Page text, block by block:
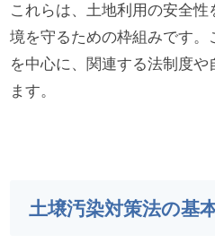
これらは、土地利用の安全
境を守るための枠組みです
を中心に、関連する法制度
ます。
土壌汚染対策法の基